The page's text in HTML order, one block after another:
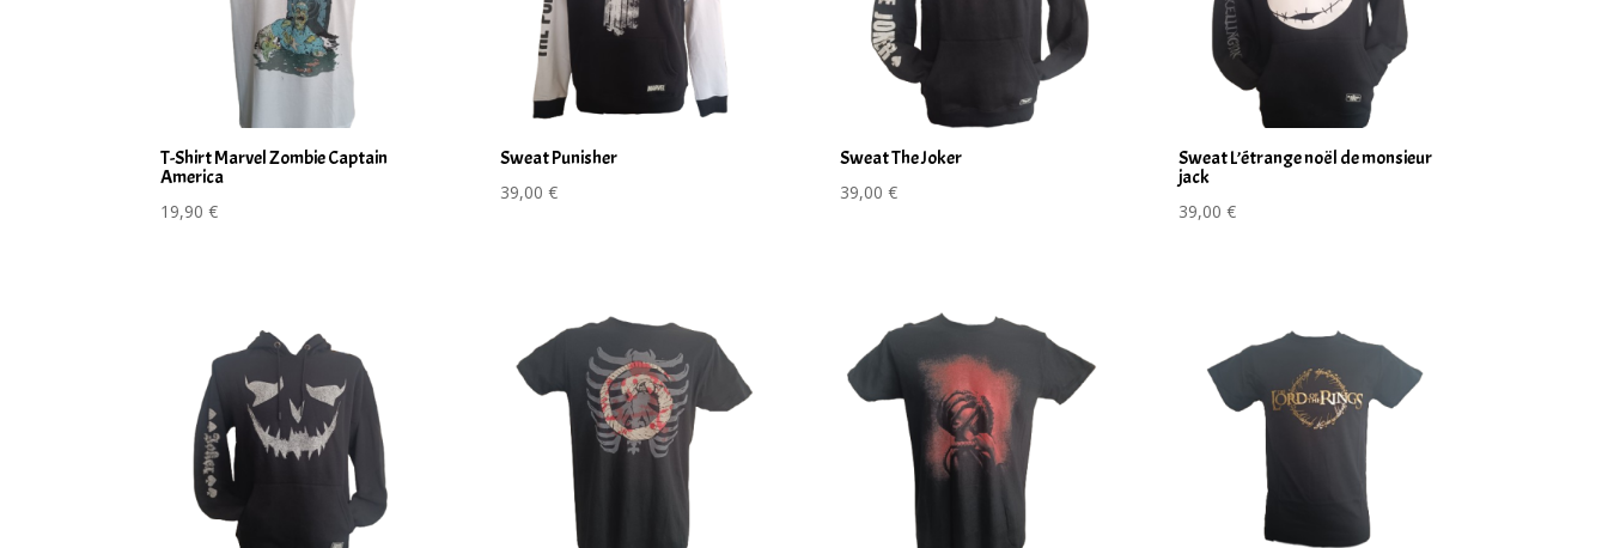
T-Shirt Marvel Zombie Captain
America
19,90€
Sweat Punisher
39,00 €
Sweat The Joker
39,00 €
Sweat L’étrange noël de monsieur
jack
39,00€